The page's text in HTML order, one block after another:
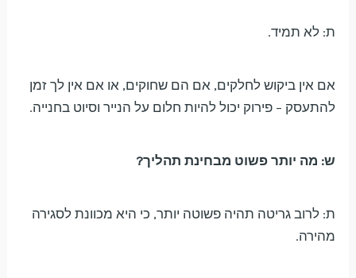
ת: לא תמיד.
אם אין ביקוש לחלקים, אם הם שחוקים, או אם אין לך זמן
להתעסק – פירוק יכול להיות חלום על הנייר וסיוט בחנייה.
ש: מה יותר פשוט מבחינת תהליך?
ת: לרוב גריטה תהיה פשוטה יותר, כי היא מכוונת לסגירה
מהירה.